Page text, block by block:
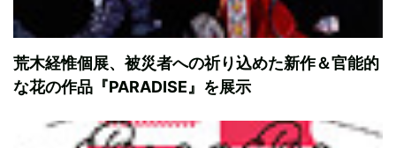
荒木経惟個展、被災者への祈り込めた新作＆官能的
な花の作品『PARADISE』を展示